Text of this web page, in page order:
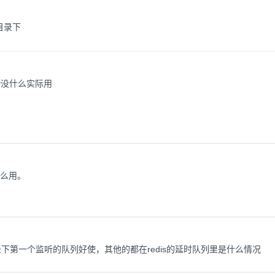
录下
什么实际用
用。
第一个监听的队列好使，其他的都在redis的延时队列里是什么情况